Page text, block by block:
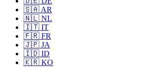
🇸🇦 AR
🇳🇱 NL
🇮🇹 IT
🇫🇷 FR
🇯🇵 JA
🇮🇩 ID
🇰🇷 KO